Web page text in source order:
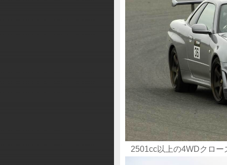
2501cc以上の4WDクロ